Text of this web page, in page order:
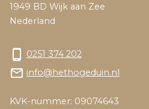
1949 BD Wijk aan Zee
Nederland
phone_android 0251 374 202
mail_outline info@hethogeduin.nl
KVK-nummer: 09074643